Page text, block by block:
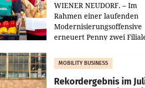
WIENER NEUDORF. – Im
Rahmen einer laufenden
Modernisierungsoffensive
erneuert Penny zwei
Die beiden Standorte
Haag sowie im rund
MOBILITY BUSINESS
Rekordergebnis im